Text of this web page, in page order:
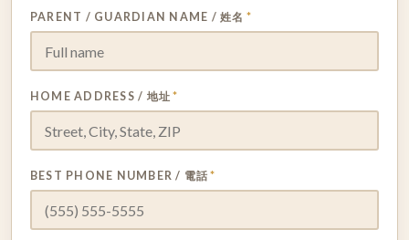
PARENT / GUARDIAN NAME / 姓名 *
HOME ADDRESS / 地址 *
BEST PHONE NUMBER / 電話 *